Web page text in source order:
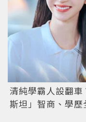
清純學霸人設翻
斯坦」智商、學